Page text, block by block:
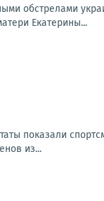
обстрелами
Екатерины...
показали
из...